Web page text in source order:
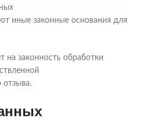
иные законные основания для
на законность обработки
отзыва.